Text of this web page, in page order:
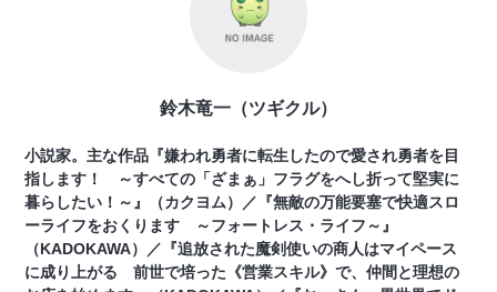
鈴木竜一（ツギクル）
小説家。主な作品『嫌われ勇者に転生したので愛され勇者を目
指します！ ～すべての「ざまぁ」フラグをへし折って堅実に
暮らしたい！～』（カクヨム）／『無敵の万能要塞で快適スロ
ーライフをおくります ～フォートレス・ライフ～』
（KADOKAWA）／『追放された魔剣使いの商人はマイペース
に成り上がる 前世で培った《営業スキル》で、仲間と理想の